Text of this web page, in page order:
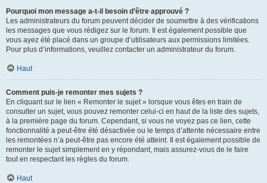
Pourquoi mon message a-t-il besoin d’être approuvé ?
Les administrateurs du forum peuvent décider de soumettre à des vérifications
les messages que vous rédigez sur le forum. Il est également possible que
vous ayez été placé dans un groupe d’utilisateurs aux permissions limitées.
Pour plus d’informations, veuillez contacter un administrateur du forum.
Haut
Comment puis-je remonter mes sujets ?
En cliquant sur le lien « Remonter le sujet » lorsque vous êtes en train de
consulter un sujet, vous pouvez remonter celui-ci en haut de la liste des sujets,
à la première page du forum. Cependant, si vous ne voyez pas ce lien, cette
fonctionnalité a peut-être été désactivée ou le temps d’attente nécessaire entre
les remontées n’a peut-être pas encore été atteint. Il est également possible de
remonter le sujet simplement en y répondant, mais assurez-vous de le faire
tout en respectant les règles du forum.
Haut